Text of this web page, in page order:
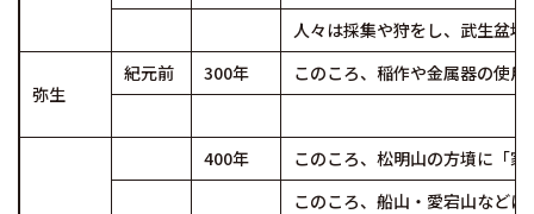
人々は採集や狩をし、武生盆
弥生
紀元前 300年 このころ、稲作や金属器の使
400年
このころ、松明山の方墳に「
このころ、船山・愛宕山など